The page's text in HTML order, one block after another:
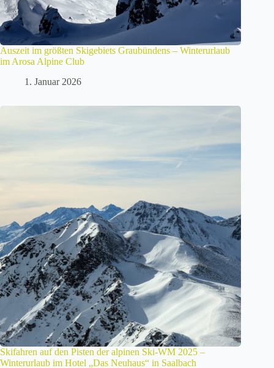
Auszeit im größten Skigebiets Graubündens – Winterurlaub
im Arosa Alpine Club
1. Januar 2026
Skifahren auf den Pisten der alpinen Ski-WM 2025 –
Winterurlaub im Hotel „Das Neuhaus“ in Saalbach